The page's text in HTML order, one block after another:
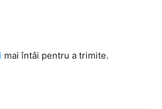
mai întâi pentru a trimite.